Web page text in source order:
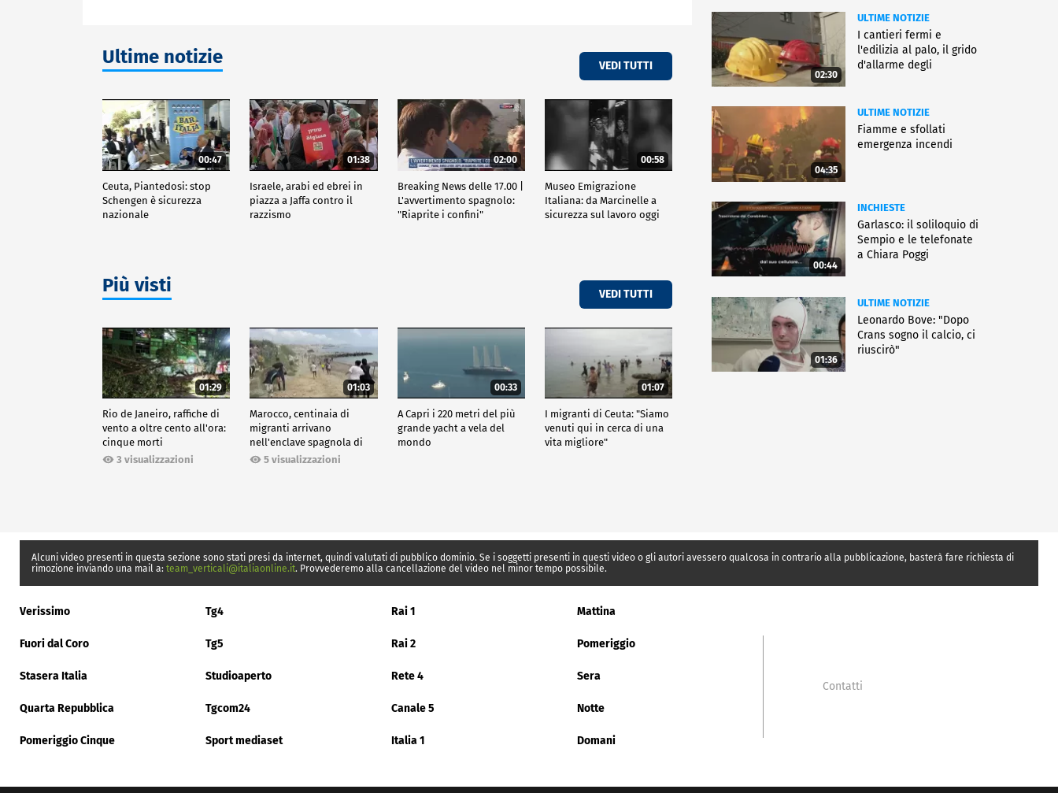
Ultime notizie VEDI TUTTI
00:47
Ceuta, Piantedosi: stop
Schengen è sicurezza
nazionale
01:38
Israele, arabi ed ebrei in
piazza a Jaffa contro il
razzismo
02:00
Breaking News delle 17.00 |
L'avvertimento spagnolo:
"Riaprite i confini"
00:58
Museo Emigrazione
Italiana: da Marcinelle a
sicurezza sul lavoro oggi
Più visti VEDI TUTTI
01:29
Rio de Janeiro, raffiche di
vento a oltre cento all'ora:
cinque morti
3 visualizzazioni
01:03
Marocco, centinaia di
migranti arrivano
nell'enclave spagnola di
Ceuta5 visualizzazioni
00:33
A Capri i 220 metri del più
grande yacht a vela del
mondo
01:07
I migranti di Ceuta: "Siamo
venuti qui in cerca di una
vita migliore"
02:30
ULTIME NOTIZIE
I cantieri fermi e
l'edilizia al palo, il grido
d'allarme degli
04:35
ULTIME NOTIZIE
Fiamme e sfollati
emergenza incendi
00:44
INCHIESTE
Garlasco: il soliloquio di
Sempio e le telefonate
a Chiara Poggi
01:36
ULTIME NOTIZIE
Leonardo Bove: "Dopo
Crans sogno il calcio, ci
riuscirò"
Alcuni video presenti in questa sezione sono stati presi da internet, quindi valutati di pubblico dominio. Se i soggetti presenti in questi video o gli autori avessero qualcosa in contrario alla pubblicazione, basterà fare richiesta di
rimozione inviando una mail a: team_verticali@italiaonline.it. Provvederemo alla cancellazione del video nel minor tempo possibile.
Verissimo Tg4 Rai 1 Mattina
Fuori dal Coro Tg5 Rai 2 Pomeriggio
Stasera Italia Studioaperto Rete 4 Sera
Quarta Repubblica Tgcom24 Canale 5 Notte
Pomeriggio Cinque Sport mediaset Italia 1 Domani
Contatti